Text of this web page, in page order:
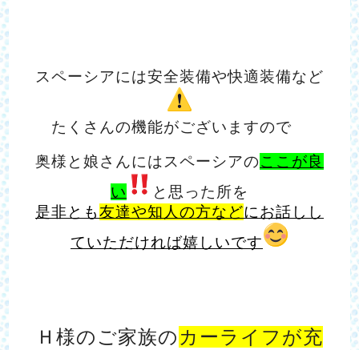
スペーシアには安全装備や快適装備など
たくさんの機能がございますので
奥様と娘さんにはスペーシアのここが良
い
と思った所を
是非とも友達や知人の方などにお話しし
ていただければ嬉しいです
Ｈ様のご家族の カーライフが充